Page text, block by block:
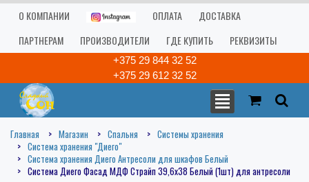
О КОМПАНИИ ОПЛАТА
ДОСТАВКА
ПАРТНЕРАМ
ПРОИЗВОДИТЕЛИ ГДЕ КУПИТЬ РЕКВИЗИТЫ
+375 29 844 32 52
+375 29 612 32 52
Главная Магазин Спальня
Системы хранения
Система хранения "Диего"
Система хранения Диего Антресоли для шкафов Белый
Система Диего Фасад МДФ Страйп 39,6х38 Белый (1шт) для антресоли